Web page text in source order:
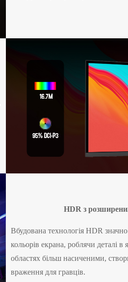
HDR з
Вбудована технологія HDR
кольорів екрана, роблячи деталі
областях більш насиченими,
враження для гравців.